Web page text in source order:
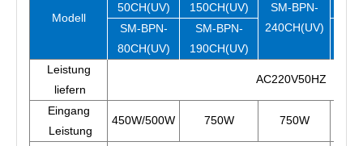
Modell
50CH(UV)
150CH(UV)
SM-BPN-
240CH(UV)
SM-BPN-
80CH(UV)
SM-BPN-
190CH(UV)
Leistung
liefern
AC220V50HZ
Eingang
Leistung
450W/500W 750W 750W